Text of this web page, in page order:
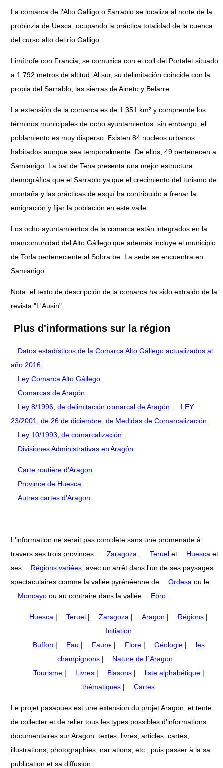
La comarca de l'Alto Galligo o Sarrablo se localiza al norte de la
probinzia de Uesca, ocupando la práctica totalidad de la cuenca
del curso alto del río Galligo.
Limítrofe con Francia, se comunica con el coll del Portalet situado
a 1.792 metros de altitud. Al sur, su delimitación coincide con la
propia del Sarrablo, las sierras de Aineto y Belarre.
La extensión de la comarca es de 1.351 km² y comprende los
términos municipales de ocho ayuntamientos. sin embargo, el
poblamiento es muy disperso. Existen 84 nucleos urbanos
habitados aunque sea temporalmente. De ellos, 49 pertenecen a
Samianigo. La bal de Tena presenta una mejor estructura
demográfica que el Sarrablo ya que el crecimiento del turismo de
montaña y las prácticas de esquí ha contribuido a frenar la
emigración y fijar la población en este valle.
Los ocho ayuntamientos de la comarca están integrados en la
mancomunidad del Alto Gállego que además incluye el municipio
de Torla perteneciente al Sobrarbe. La sede se encuentra en
Samianigo.
Nota: el texto de descripción de la comarca ha sido extraido de la
revista "L'Ausin".
Plus d'informations sur la région
Datos estadísticos de la Comarca Alto Gállego actualizados al
año 2016.
Ley Comarca Alto Gállego.
Comarcas de Aragón.
Ley 8/1996, de delimitación comarcal de Aragón.
LEY
23/2001, de 26 de diciembre, de Medidas de Comarcalización.
Ley 10/1993, de comarcalización.
Divisiones Administrativas en Aragón.
Carte routière d'Aragon.
Province de Huesca.
Autres cartes d'Aragon.
L'information ne serait pas complète sans une promenade à
travers ses trois provinces :
Zaragoza Teruel et Huesca et
ses
Régions variées , avec un arrêt dans l'un de ses paysages
spectaculaires comme la vallée pyrénéenne de
Ordesa ou le
Moncayo ou au contraire dans la vallée Ebro
Huesca | Teruel | Zaragoza | Aragon | Régions |
Initiation
Buffon | Eau | Faune| Flore| Géologie|
les
champignons |
Nature de l´Aragon
Tourisme| Livres| Blasons| liste alphabétique|
thématiques | Cartes
Le projet pasapues est une extension du projet Aragon, et tente
de collecter et de relier tous les types possibles d’informations
documentaires sur Aragon: textes, livres, articles, cartes,
illustrations, photographies, narrations, etc., puis passer à la sa
publication et sa diffusion.